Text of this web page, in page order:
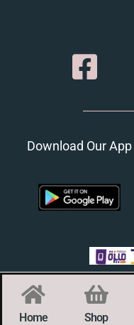
Download Our App
Home Shop